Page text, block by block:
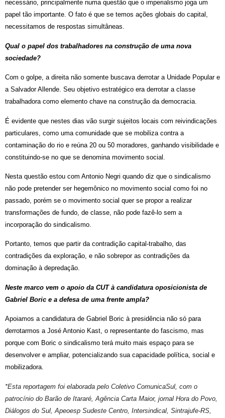
necessário, principalmente numa questão que o imperialismo joga um
papel tão importante. O fato é que se temos ações globais do capital,
necessitamos de respostas simultâneas.
Qual o papel dos trabalhadores na construção de uma nova
sociedade?
Com o golpe, a direita não somente buscava derrotar a Unidade Popular e
a Salvador Allende. Seu objetivo estratégico era derrotar a classe
trabalhadora como elemento chave na construção da democracia.
É evidente que nestes dias vão surgir sujeitos locais com reivindicações
particulares, como uma comunidade que se mobiliza contra a
contaminação do rio e reúna 20 ou 50 moradores, ganhando visibilidade e
constituindo-se no que se denomina movimento social.
Nesta questão estou com Antonio Negri quando diz que o sindicalismo
não pode pretender ser hegemônico no movimento social como foi no
passado, porém se o movimento social quer se propor a realizar
transformações de fundo, de classe, não pode fazê-lo sem a
incorporação do sindicalismo.
Portanto, temos que partir da contradição capital-trabalho, das
contradições da exploração, e não sobrepor as contradições da
dominação à depredação.
Neste marco vem o apoio da CUT à candidatura oposicionista de
Gabriel Boric e a defesa de uma frente ampla?
Apoiamos a candidatura de Gabriel Boric à presidência não só para
derrotarmos a José Antonio Kast, o representante do fascismo, mas
porque com Boric o sindicalismo terá muito mais espaço para se
desenvolver e ampliar, potencializando sua capacidade política, social e
mobilizadora.
*Esta reportagem foi elaborada pelo Coletivo ComunicaSul, com o
patrocínio do Barão de Itararé, Agência Carta Maior, jornal Hora do Povo,
Diálogos do Sul, Apeoesp Sudeste Centro, Intersindical, Sintrajufe-RS,